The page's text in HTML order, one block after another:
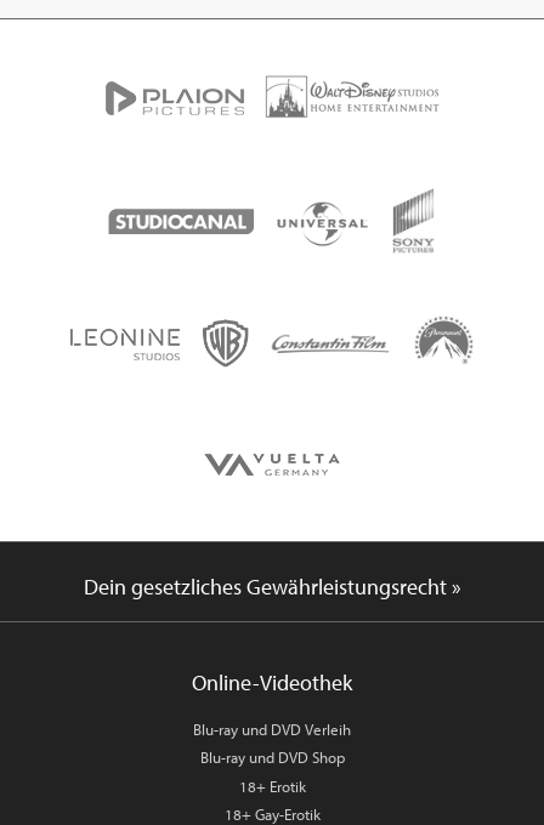
Dein gesetzliches Gewährleistungsrecht »
Online-Videothek
Blu-ray und DVD Verleih
Blu-ray und DVD Shop
18+ Erotik
18+ Gay-Erotik